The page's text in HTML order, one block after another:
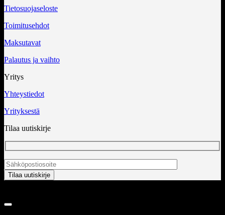
Tietosuojaseloste
Toimitusehdot
Maksutavat
Palautus ja vaihto
Yritys
Yhteystiedot
Yrityksestä
Tilaa uutiskirje